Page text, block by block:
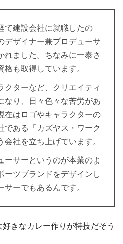
て建設会社に就職したの
デザイナー兼プロデューサ
れました。ちなみに一泰さ
格も取得しています。
クターなど、クリエイティ
なり、日々色々な苦労があ
在はロゴやキャラクターの
である「 カズヤス・ワーク
会社を立ち上げています。
ーサーというのが本業のよ
ーツブランドをデザインし
ーでもあるんです。
きなカレー作りが特技だそう